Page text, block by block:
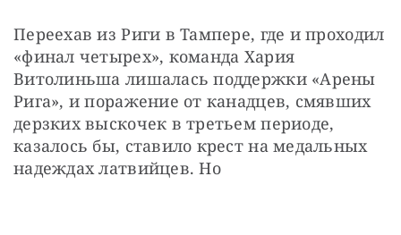
Переехав из Риги в Тампере, где и проходил
«финал четырех», команда Хария
Витолиньша лишалась поддержки «Арены
Рига», и поражение от канадцев, смявших
дерзких выскочек в третьем периоде,
казалось бы, ставило крест на медальных
надеждах латвийцев. Но